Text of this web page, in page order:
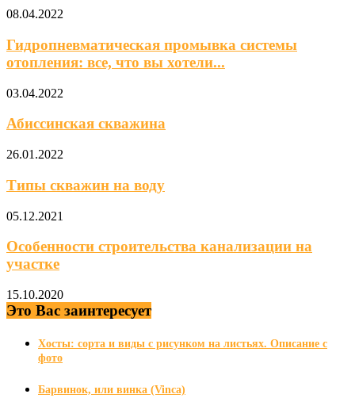
08.04.2022
Гидропневматическая промывка системы
отопления: все, что вы хотели...
03.04.2022
Абиссинская скважина
26.01.2022
Типы скважин на воду
05.12.2021
Особенности строительства канализации на
участке
15.10.2020
Это Вас заинтересует
Хосты: сорта и виды с рисунком на листьях. Описание с
фото
Барвинок, или винка (Vinca)